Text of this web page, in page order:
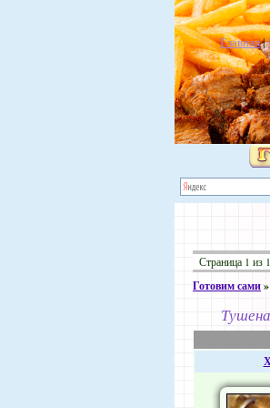
Главная|
Страница 1 из 1
Готовим сами»